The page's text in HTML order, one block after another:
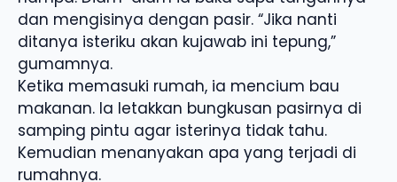
dan mengisinya dengan pasir. “Jika nanti
ditanya isteriku akan kujawab ini tepung,”
gumamnya.
Ketika memasuki rumah, ia mencium bau
makanan. Ia letakkan bungkusan pasirnya di
samping pintu agar isterinya tidak tahu.
Kemudian menanyakan apa yang terjadi di
rumahnya.